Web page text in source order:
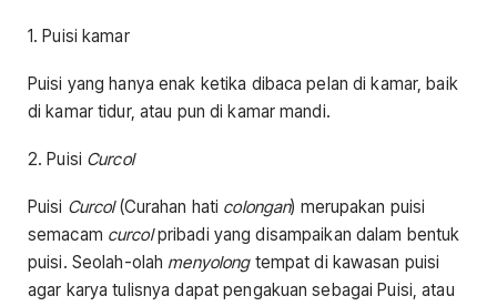
1. Puisi kamar
Puisi yang hanya enak ketika dibaca pelan di kamar, baik
di kamar tidur, atau pun di kamar mandi.
2. Puisi Curcol
Puisi Curcol(Curahan hati colongan) merupakan puisi
semacam curcolpribadi yang disampaikan dalam bentuk
puisi. Seolah-olah menyolong tempat di kawasan puisi
agar karya tulisnya dapat pengakuan sebagai Puisi, atau